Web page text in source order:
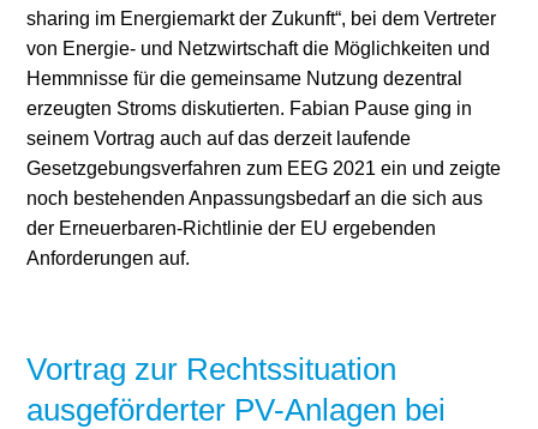
sharing im Energiemarkt der Zukunft“, bei dem Vertreter
von Energie- und Netzwirtschaft die Möglichkeiten und
Hemmnisse für die gemeinsame Nutzung dezentral
erzeugten Stroms diskutierten. Fabian Pause ging in
seinem Vortrag auch auf das derzeit laufende
Gesetzgebungsverfahren zum EEG 2021 ein und zeigte
noch bestehenden Anpassungsbedarf an die sich aus
der Erneuerbaren-Richtlinie der EU ergebenden
Anforderungen auf.
Vortrag zur Rechtssituation
ausgeförderter PV-Anlagen bei